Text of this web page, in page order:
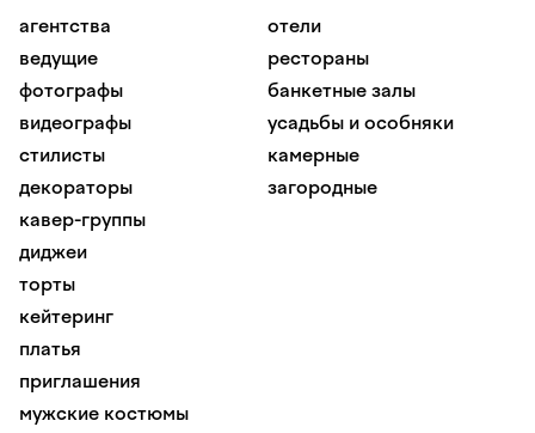
агентства
ведущие
фотографы
видеографы
стилисты
декораторы
кавер-группы
диджеи
торты
кейтеринг
платья
приглашения
мужские костюмы
отели
рестораны
банкетные залы
усадьбы и особняки
камерные
загородные